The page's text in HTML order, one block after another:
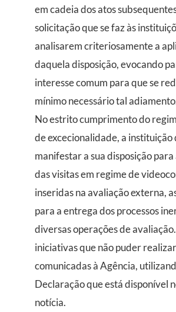
em cadeia dos atos
solicitação que se faz às
analisarem criteriosamente a
daquela disposição, evocando
interesse comum para que se
mínimo necessário tal
No estrito cumprimento do
de excecionalidade, a instituição
manifestar a sua disposição
das visitas em regime de
inseridas na avaliação externa,
para a entrega dos processos
diversas operações de
iniciativas que não puder
comunicadas à Agência,
Declaração que está disponível
notícia.